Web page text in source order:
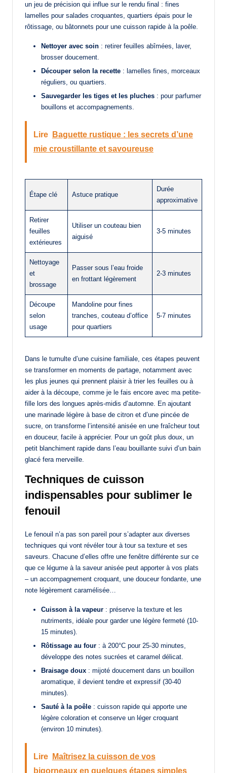
un jeu de précision qui influe sur le rendu final : fines
lamelles pour salades croquantes, quartiers épais pour le
rôtissage, ou bâtonnets pour une cuisson rapide à la poêle.
Nettoyer avec soin : retirer feuilles abîmées, laver,
brosser doucement.
Découper selon la recette : lamelles fines, morceaux
réguliers, ou quartiers.
Sauvegarder les tiges et les pluches : pour parfumer
bouillons et accompagnements.
Lire
Baguette rustique : les secrets d’une
mie croustillante et savoureuse
Étape clé Astuce pratique
Durée
approximative
Retirer
feuilles
extérieures
Utiliser un couteau bien
aiguisé
3-5 minutes
Nettoyage
et
brossage
Passer sous l’eau froide
en frottant légèrement
2-3 minutes
Découpe
selon
usage
Mandoline pour fines
tranches, couteau d’office
pour quartiers
5-7 minutes
Dans le tumulte d’une cuisine familiale, ces étapes peuvent
se transformer en moments de partage, notamment avec
les plus jeunes qui prennent plaisir à trier les feuilles ou à
aider à la découpe, comme je le fais encore avec ma petite-
fille lors des longues après-midis d’automne. En ajoutant
une marinade légère à base de citron et d’une pincée de
sucre, on transforme l’intensité anisée en une fraîcheur tout
en douceur, facile à apprécier. Pour un goût plus doux, un
petit blanchiment rapide dans l’eau bouillante suivi d’un bain
glacé fera merveille.
Techniques de cuisson
indispensables pour sublimer le
fenouil
Le fenouil n’a pas son pareil pour s’adapter aux diverses
techniques qui vont révéler tour à tour sa texture et ses
saveurs. Chacune d’elles offre une fenêtre différente sur ce
que ce légume à la saveur anisée peut apporter à vos plats
– un accompagnement croquant, une douceur fondante, une
note légèrement caramélisée…
Cuisson à la vapeur : préserve la texture et les
nutriments, idéale pour garder une légère fermeté (10-
15 minutes).
Rôtissage au four : à 200°C pour 25-30 minutes,
développe des notes sucrées et caramel délicat.
Braisage doux : mijoté doucement dans un bouillon
aromatique, il devient tendre et expressif (30-40
minutes).
Sauté à la poêle : cuisson rapide qui apporte une
légère coloration et conserve un léger croquant
(environ 10 minutes).
Lire
Maîtrisez la cuisson de vos
bigorneaux en quelques étapes simples